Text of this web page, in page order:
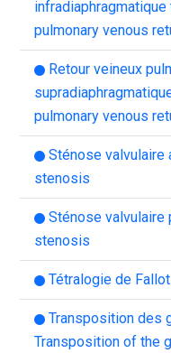
pulmonary venous
Retour veineux
pulmonary venous
Sténose valvulaire
stenosis
Sténose valvulaire
stenosis
Tétralogie de
Transposition des
Transposition of the